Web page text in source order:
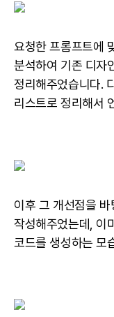
요청한 프롬프트에
분석하여 기존 디자
정리해주었습니다.
리스트로 정리해서
이후 그 개선점을
작성해주었는데, 이
코드를 생성하는 모